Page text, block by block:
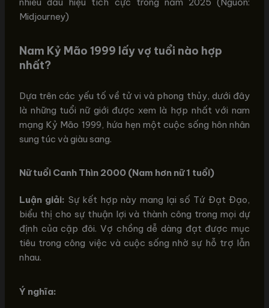
Midjourney)
Nam Kỷ Mão 1999 lấy vợ tuổi nào hợp
nhất?
Dựa trên các yếu tố về tử vi và phong thủy, dưới đây
là những tuổi nữ giới được xem là hợp nhất với nam
mạng Kỷ Mão 1999, hứa hẹn một cuộc sống hôn nhân
sung túc và giàu sang.
Nữ tuổi Canh Thìn 2000 (Nam hơn nữ 1 tuổi)
Luận giải: Sự kết hợp này mang lại số Tứ Đạt Đạo,
biểu thị cho sự thuận lợi và thành công trong mọi dự
định của cặp đôi. Vợ chồng dễ dàng đạt được mục
tiêu trong công việc và cuộc sống nhờ sự hỗ trợ lẫn
nhau.
Ý nghĩa: